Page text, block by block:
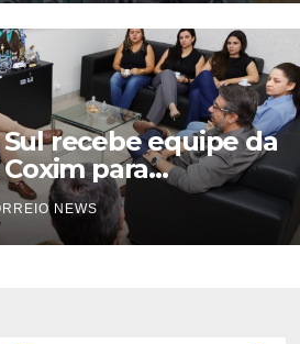
recebe equipe da
para
governo digital
papel
NEWS